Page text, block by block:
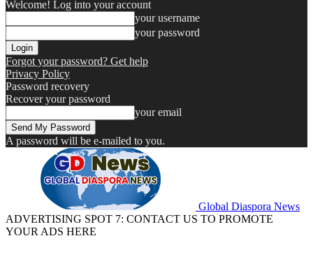
Welcome! Log into your account
your username
your password
Forgot your password? Get help
Privacy Policy
Password recovery
Recover your password
your email
A password will be e-mailed to you.
Global Diaspora News
ADVERTISING SPOT 7: CONTACT US TO PROMOTE
YOUR ADS HERE